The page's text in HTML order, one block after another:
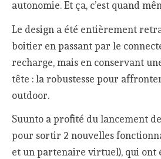
autonomie. Et ça, c’est quand
Le design a été entièrement
boitier en passant par le
recharge, mais en conservant
tête : la robustesse pour
outdoor.
Suunto a profité du lancement
pour sortir 2 nouvelles
et un partenaire virtuel), qui ont